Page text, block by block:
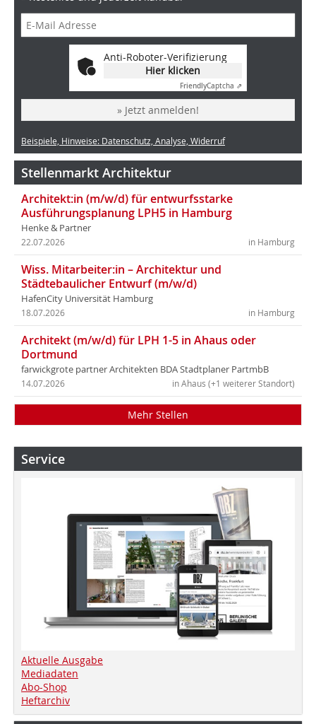
Anti-Roboter-Verifizierung
Hier klicken
FriendlyCaptcha ⇗
» Jetzt anmelden!
Beispiele, Hinweise: Datenschutz, Analyse, Widerruf
Stellenmarkt Architektur
Architekt:in (m/w/d) für entwurfsstarke
Ausführungsplanung LPH5 in Hamburg
Henke & Partner
in Hamburg
22.07.2026
Wiss. Mitarbeiter:in – Architektur und
Städtebaulicher Entwurf (m/w/d)
HafenCity Universität Hamburg
in Hamburg
18.07.2026
Architekt (m/w/d) für LPH 1-5 in Ahaus oder
Dortmund
farwickgrote partner Architekten BDA Stadtplaner PartmbB
in Ahaus (+1 weiterer Standort)
14.07.2026
Mehr Stellen
Service
Aktuelle Ausgabe
Mediadaten
Abo-Shop
Heftarchiv